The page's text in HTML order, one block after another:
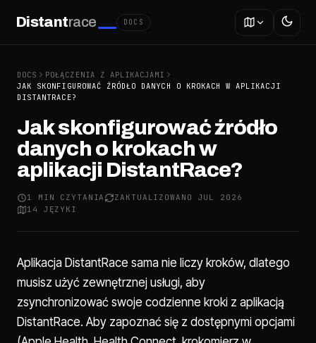
Distantrace DOCS
DOCS
POŁĄCZENIA Z APLIKACJAMI
JAK SKONFIGUROWAĆ ŹRÓDŁO DANYCH O KROKACH W APLIKACJI
DISTANTRACE?
Jak skonfigurować źródło
danych o krokach w
aplikacji DistantRace?
1 MIN CZYTANIA
ZAKTUALIZOWANO JUL 2026
14 JĘZYKI
Aplikacja DistantRace sama nie liczy kroków, dlatego
musisz użyć zewnętrznej usługi, aby
zsynchronizować swoje codzienne kroki z aplikacją
DistantRace. Aby zapoznać się z dostępnymi opcjami